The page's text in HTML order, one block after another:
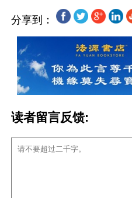
分享到：
读者留言反馈: